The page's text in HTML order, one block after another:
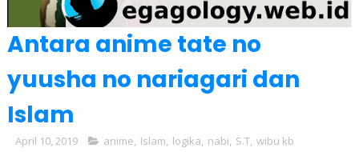
Antara anime tate no
yuusha no nariagari dan
Islam
April 10, 2019 anime Islam logika nabi S.T, wibu kb